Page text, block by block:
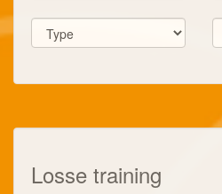
Losse training